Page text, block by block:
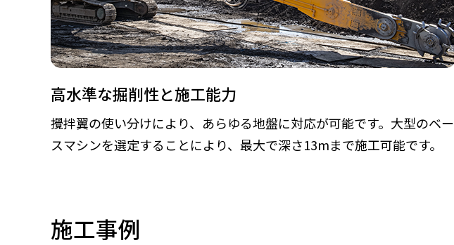
高水準な掘削性と施工能力
攪拌翼の使い分けにより、あらゆる地盤に対応が可能です。大型のベー
スマシンを選定することにより、最大で深さ13mまで施工可能です。
施工事例